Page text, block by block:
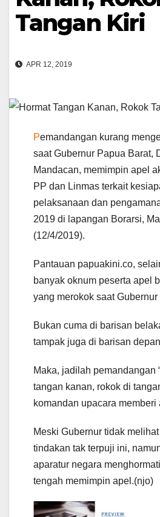
Tangan Kiri
APR 12, 2019
Pemandangan kurang
saat Gubernur Papua Barat,
Mandacan, memimpin apel
PP dan Linmas terkait
pelaksanaan dan
2019 di lapangan Borarsi,
(12/4/2019).
Pantauan papuakini.co,
banyak oknum peserta apel
yang merokok saat
Bukan cuma di barisan
tampak juga di barisan
Maka, jadilah pemandangan
tangan kanan, rokok di
komandan upacara memberi
Meski Gubernur tidak
tindakan tak terpuji ini,
aparatur negara
tengah memimpin apel.(njo)